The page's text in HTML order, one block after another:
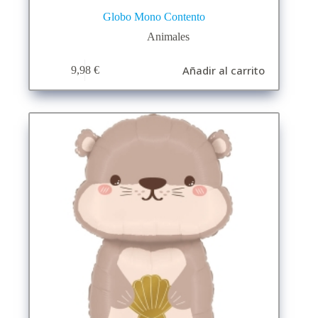
Globo Mono Contento
Animales
9,98 € Añadir al carrito